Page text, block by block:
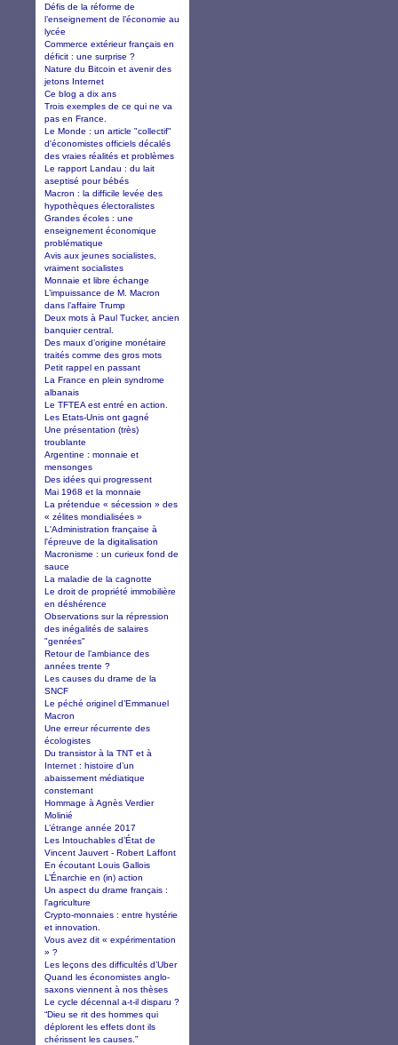
Défis de la réforme de
l’enseignement de l’économie au
lycée
Commerce extérieur français en
déficit : une surprise ?
Nature du Bitcoin et avenir des
jetons Internet
Ce blog a dix ans
Trois exemples de ce qui ne va
pas en France.
Le Monde : un article "collectif"
d'économistes officiels décalés
des vraies réalités et problèmes
Le rapport Landau : du lait
aseptisé pour bébés
Macron : la difficile levée des
hypothèques électoralistes
Grandes écoles : une
enseignement économique
problématique
Avis aux jeunes socialistes,
vraiment socialistes
Monnaie et libre échange
L’impuissance de M. Macron
dans l’affaire Trump
Deux mots à Paul Tucker, ancien
banquier central.
Des maux d’origine monétaire
traités comme des gros mots
Petit rappel en passant
La France en plein syndrome
albanais
Le TFTEA est entré en action.
Les Etats-Unis ont gagné
Une présentation (très)
troublante
Argentine : monnaie et
mensonges
Des idées qui progressent
Mai 1968 et la monnaie
La prétendue « sécession » des
« zélites mondialisées »
L'Administration française à
l'épreuve de la digitalisation
Macronisme : un curieux fond de
sauce
La maladie de la cagnotte
Le droit de propriété immobilière
en déshérence
Observations sur la répression
des inégalités de salaires
"genrées"
Retour de l’ambiance des
années trente ?
Les causes du drame de la
SNCF
Le péché originel d’Emmanuel
Macron
Une erreur récurrente des
écologistes
Du transistor à la TNT et à
Internet : histoire d’un
abaissement médiatique
consternant
Hommage à Agnès Verdier
Molinié
L’étrange année 2017
Les Intouchables d’État de
Vincent Jauvert - Robert Laffont
En écoutant Louis Gallois
L’Énarchie en (in) action
Un aspect du drame français :
l'agriculture
Crypto-monnaies : entre hystérie
et innovation.
Vous avez dit « expérimentation
» ?
Les leçons des difficultés d’Uber
Quand les économistes anglo-
saxons viennent à nos thèses
Le cycle décennal a-t-il disparu ?
“Dieu se rit des hommes qui
déplorent les effets dont ils
chérissent les causes.”